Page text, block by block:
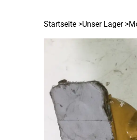
Startseite >Unser Lager>